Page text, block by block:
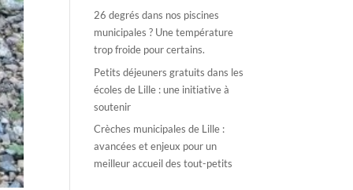
26 degrés dans nos piscines
municipales ? Une température
trop froide pour certains.
Petits déjeuners gratuits dans les
écoles de Lille : une initiative à
soutenir
Crèches municipales de Lille :
avancées et enjeux pour un
meilleur accueil des tout-petits